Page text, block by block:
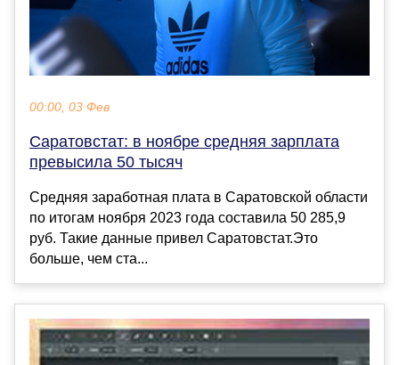
00:00, 03 Фев
Саратовстат: в ноябре средняя зарплата
превысила 50 тысяч
Средняя заработная плата в Саратовской области
по итогам ноября 2023 года составила 50 285,9
руб. Такие данные привел Саратовстат.Это
больше, чем ста...